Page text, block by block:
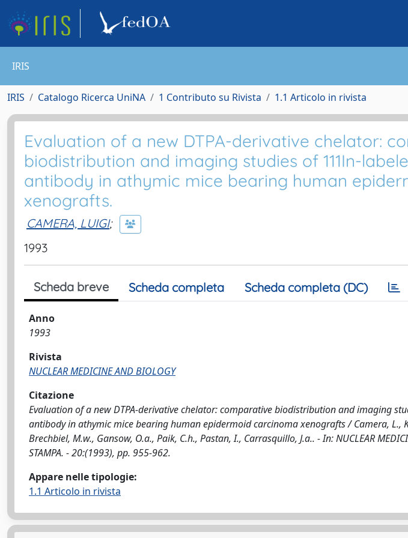
IRIS
IRIS Catalogo Ricerca UniNA 1 Contributo su Rivista 1.1 Articolo in rivista
Evaluation of a new DTPA-derivative chelator:
biodistribution and imaging studies of 111In-
antibody in athymic mice bearing human
xenografts.
CAMERA, LUIGI;
1993
Scheda breve Scheda completa Scheda completa (DC)
Anno
1993
Rivista
NUCLEAR MEDICINE AND BIOLOGY
Citazione
Evaluation of a new DTPA-derivative chelator: comparative biodistribution and imaging
antibody in athymic mice bearing human epidermoid carcinoma xenografts / Camera, L.,
Brechbiel, M.w., Gansow, O.a., Paik, C.h., Pastan, I., Carrasquillo, J.a.. - In: NUCLEAR
STAMPA. - 20:(1993), pp. 955-962.
Appare nelle tipologie:
1.1 Articolo in rivista